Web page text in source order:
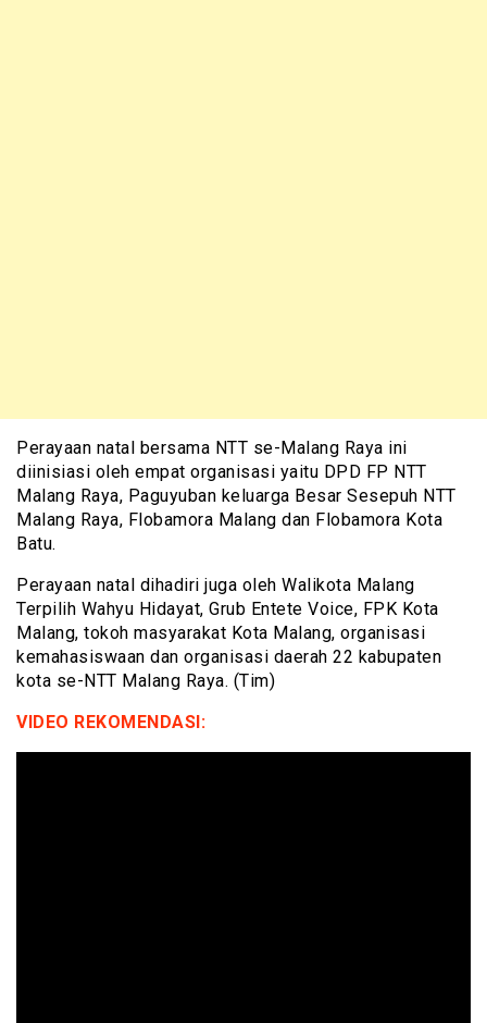
Perayaan natal bersama NTT se-Malang Raya ini
diinisiasi oleh empat organisasi yaitu DPD FP NTT
Malang Raya, Paguyuban keluarga Besar Sesepuh NTT
Malang Raya, Flobamora Malang dan Flobamora Kota
Batu.
Perayaan natal dihadiri juga oleh Walikota Malang
Terpilih Wahyu Hidayat, Grub Entete Voice, FPK Kota
Malang, tokoh masyarakat Kota Malang, organisasi
kemahasiswaan dan organisasi daerah 22 kabupaten
kota se-NTT Malang Raya. (Tim)
VIDEO REKOMENDASI: